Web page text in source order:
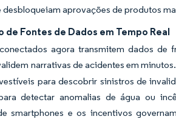
desbloqueiam aprovações de produtos
de Fontes de Dados em Tempo Real
agora transmitem dados de
narrativas de acidentes em minutos.
para descobrir sinistros de
detectar anomalias de água ou
smartphones e os incentivos